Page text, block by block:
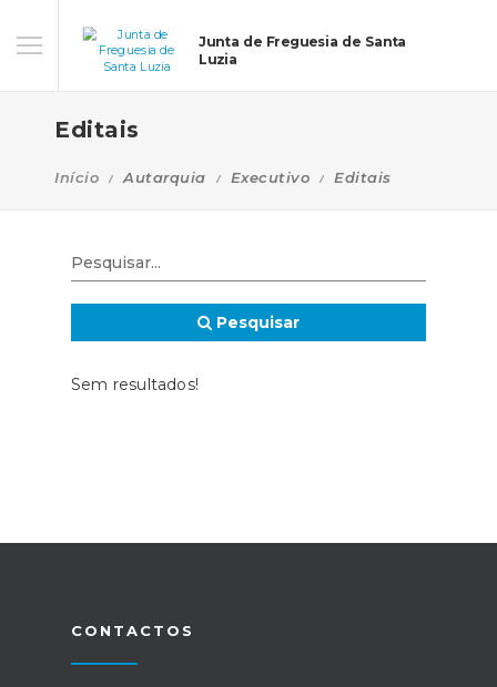
Junta de Freguesia de Santa
Luzia
Editais
Início Autarquia Executivo Editais
Pesquisar
Sem resultados!
CONTACTOS